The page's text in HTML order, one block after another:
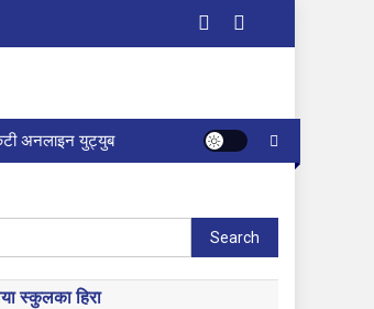
अनलाइन युट्युब
Search
for:
स्कुलका हिरा